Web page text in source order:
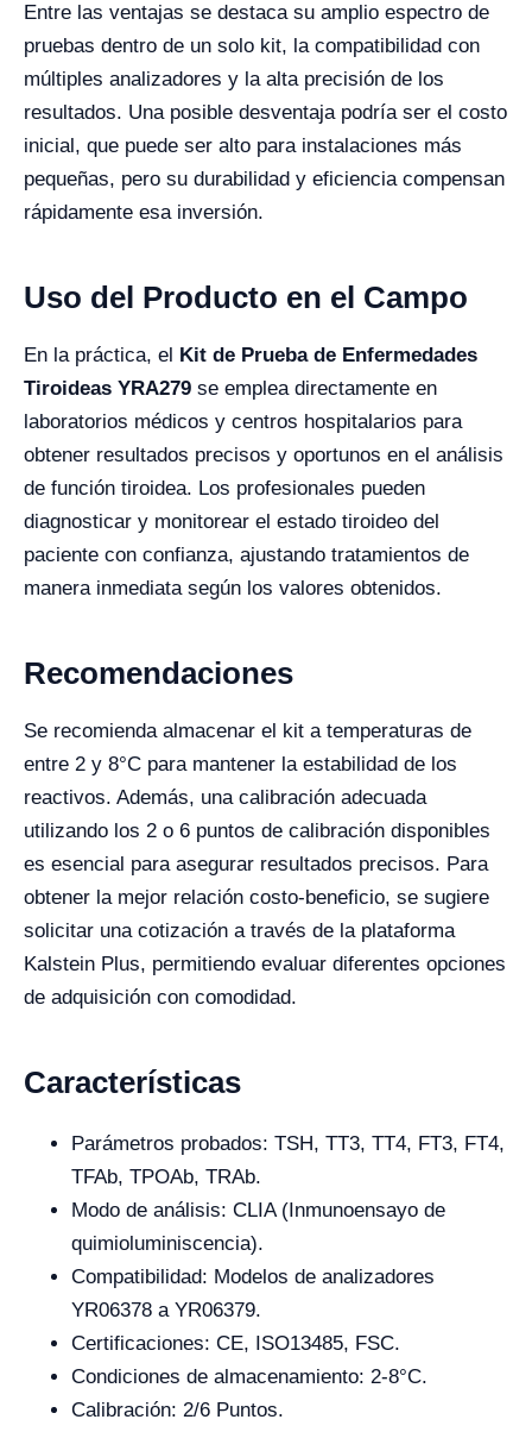
Entre las ventajas se destaca su amplio espectro de
pruebas dentro de un solo kit, la compatibilidad con
múltiples analizadores y la alta precisión de los
resultados. Una posible desventaja podría ser el costo
inicial, que puede ser alto para instalaciones más
pequeñas, pero su durabilidad y eficiencia compensan
rápidamente esa inversión.
Uso del Producto en el Campo
En la práctica, el Kit de Prueba de Enfermedades
Tiroideas YRA279 se emplea directamente en
laboratorios médicos y centros hospitalarios para
obtener resultados precisos y oportunos en el análisis
de función tiroidea. Los profesionales pueden
diagnosticar y monitorear el estado tiroideo del
paciente con confianza, ajustando tratamientos de
manera inmediata según los valores obtenidos.
Recomendaciones
Se recomienda almacenar el kit a temperaturas de
entre 2 y 8°C para mantener la estabilidad de los
reactivos. Además, una calibración adecuada
utilizando los 2 o 6 puntos de calibración disponibles
es esencial para asegurar resultados precisos. Para
obtener la mejor relación costo-beneficio, se sugiere
solicitar una cotización a través de la plataforma
Kalstein Plus, permitiendo evaluar diferentes opciones
de adquisición con comodidad.
Características
Parámetros probados: TSH, TT3, TT4, FT3, FT4,
TFAb, TPOAb, TRAb.
Modo de análisis: CLIA (Inmunoensayo de
quimioluminiscencia).
Compatibilidad: Modelos de analizadores
YR06378 a YR06379.
Certificaciones: CE, ISO13485, FSC.
Condiciones de almacenamiento: 2-8°C.
Calibración: 2/6 Puntos.